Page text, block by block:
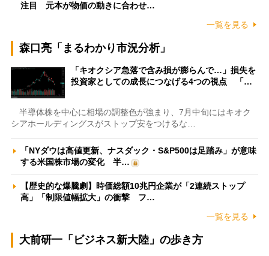
注目 元本が物価の動きに合わせ…
一覧を見る
森口亮「まるわかり市況分析」
「キオクシア急落で含み損が膨らんで…」損失を
投資家としての成長につなげる4つの視点 「…
半導体株を中心に相場の調整色が強まり、7月中旬にはキオク
シアホールディングスがストップ安をつけるな…
「NYダウは高値更新、ナスダック・S&P500は足踏み」が意味
する米国株市場の変化 半…
【歴史的な爆騰劇】時価総額10兆円企業が「2連続ストップ
高」「制限値幅拡大」の衝撃 フ…
一覧を見る
大前研一「ビジネス新大陸」の歩き方